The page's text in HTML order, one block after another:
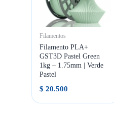
Filamentos
Filamento PLA+
GST3D Pastel Green
1kg – 1.75mm | Verde
Pastel
$ 20.500